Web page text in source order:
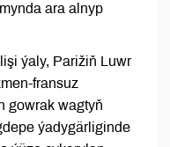
ara alnyp
ýaly, Parižiň Luwr
fransuz
gowrak wagtyň
ýadygärliginde